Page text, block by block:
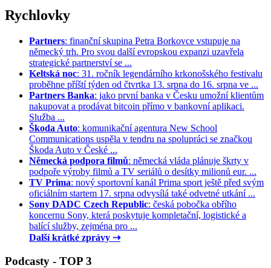
Rychlovky
Partners: finanční skupina Petra Borkovce vstupuje na
německý trh. Pro svou další evropskou expanzi uzavřela
strategické partnerství se ...
Keltská noc: 31. ročník legendárního krkonošského festivalu
proběhne příští týden od čtvrtka 13. srpna do 16. srpna ve ...
Partners Banka: jako první banka v Česku umožní klientům
nakupovat a prodávat bitcoin přímo v bankovní aplikaci.
Služba ...
Škoda Auto: komunikační agentura New School
Communications uspěla v tendru na spolupráci se značkou
Škoda Auto v České ...
Německá podpora filmů: německá vláda plánuje škrty v
podpoře výroby filmů a TV seriálů o desítky milionů eur. ...
TV Prima: nový sportovní kanál Prima sport ještě před svým
oficiálním startem 17. srpna odvysílá také odvetné utkání ...
Sony DADC Czech Republic: česká pobočka obřího
koncernu Sony, která poskytuje kompletační, logistické a
balící služby, zejména pro ...
Další krátké zprávy ⇢
Podcasty - TOP 3